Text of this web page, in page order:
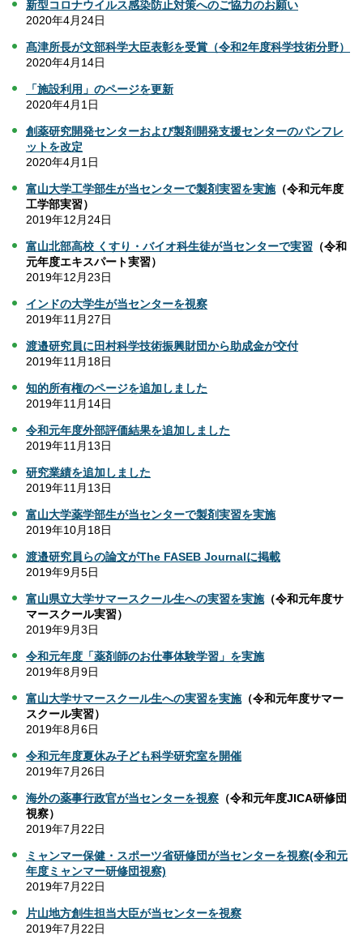
新型コロナウイルス感染防止対策へのご協力のお願い
2020年4月24日
髙津所長が文部科学大臣表彰を受賞（令和2年度科学技術分野）
2020年4月14日
「施設利用」のページを更新
2020年4月1日
創薬研究開発センターおよび製剤開発支援センターのパンフレ
ットを改定
2020年4月1日
富山大学工学部生が当センターで製剤実習を実施（令和元年度
工学部実習）
2019年12月24日
富山北部高校 くすり・バイオ科生徒が当センターで実習 （令和
元年度エキスパート実習）
2019年12月23日
インドの大学生が当センターを視察
2019年11月27日
渡邉研究員に田村科学技術振興財団から助成金が交付
2019年11月18日
知的所有権のページを追加しました
2019年11月14日
令和元年度外部評価結果を追加しました
2019年11月13日
研究業績を追加しました
2019年11月13日
富山大学薬学部生が当センターで製剤実習を実施
2019年10月18日
渡邉研究員らの論文がThe FASEB Journalに掲載
2019年9月5日
富山県立大学サマースクール生への実習を実施（令和元年度サ
マースクール実習）
2019年9月3日
令和元年度「薬剤師のお仕事体験学習」を実施
2019年8月9日
富山大学サマースクール生への実習を実施（令和元年度サマー
スクール実習）
2019年8月6日
令和元年度夏休み子ども科学研究室を開催
2019年7月26日
海外の薬事行政官が当センターを視察 （令和元年度JICA研修団
視察）
2019年7月22日
ミャンマー保健・スポーツ省研修団が当センターを視察(令和元
年度ミャンマー研修団視察)
2019年7月22日
片山地方創生担当大臣が当センターを視察
2019年7月22日